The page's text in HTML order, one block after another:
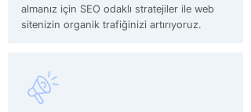
almanız için SEO odaklı stratejiler ile web
sitenizin organik trafiğinizi artırıyoruz.